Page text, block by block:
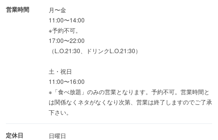
ご案内時、不在の場合は他のお客様を優先します。
※目安として1時間で約20名回転します。
営業時間
月〜金
11:00〜14:00
※予約不可。
17:00〜22:00
（L.O.21:30、ドリンクL.O.21:30）
土・祝日
11:00〜16:00
※「食べ放題」のみの営業となります。予約不可。営業時間と
は関係なくネタがなくなり次第、営業は終了しますのでご了承
下さい。
定休日
日曜日